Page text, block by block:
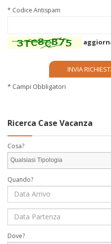
* Codice Antispam
* Campi Obbligatori
Ricerca Case Vacanza
Cosa?
Qualsiasi Tipologia
Quando?
Dove?